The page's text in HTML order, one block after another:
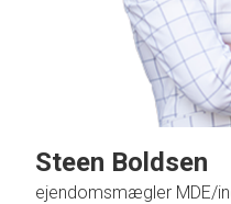
Steen Boldsen
ejendomsmægler MDE/